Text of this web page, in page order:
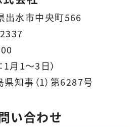
出水市中央町566
1月1〜3日）
知事（1）第6287号
い合わせ